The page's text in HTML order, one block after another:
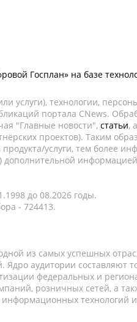
Госплан» на базе
услуги), технологии,
портала CNews.
"Главные новости", статьи,
проектов). Таким
услуги, тем более
до 08.2026 годы.
- 724413.
из самых успешных
Ядро аудитории составляют
федеральных и
розничных сетей, а
технологий и